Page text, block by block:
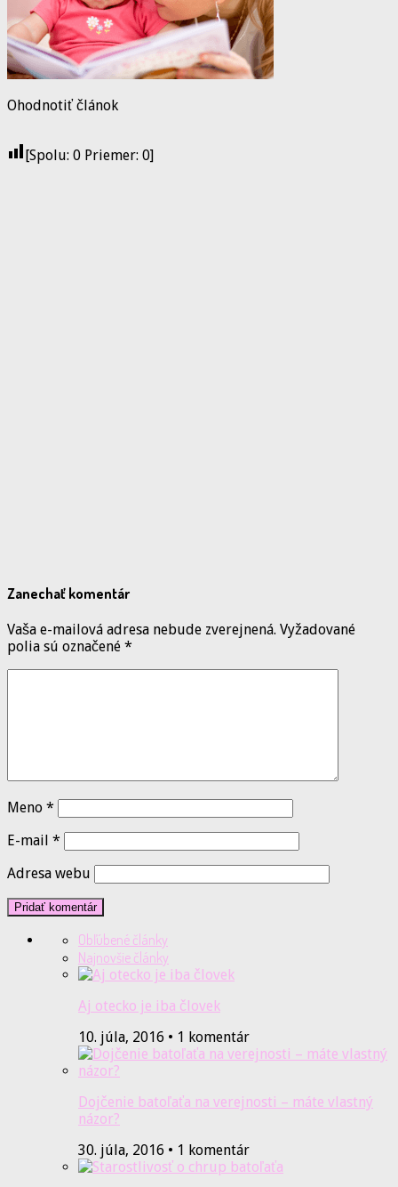
Ohodnotiť článok
[Spolu: 0 Priemer: 0]
Zanechať komentár
Vaša e-mailová adresa nebude zverejnená. Vyžadované
polia sú označené *
Meno *
E-mail *
Adresa webu
Obľúbené články
Najnovšie články
Aj otecko je iba človek
10. júla, 2016 • 1 komentár
Dojčenie batoľaťa na verejnosti – máte vlastný
názor?
30. júla, 2016 • 1 komentár